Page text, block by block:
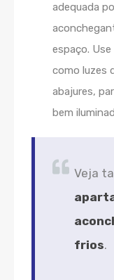
adequada
espaço.
como luzes
abajures,
bem
Veja
frios.